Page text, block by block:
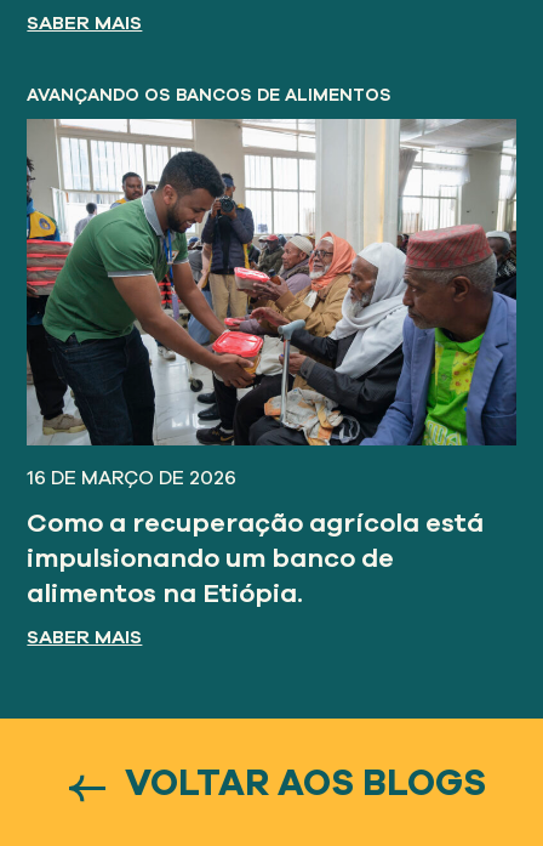
SABER MAIS
AVANÇANDO OS BANCOS DE ALIMENTOS
16 DE MARÇO DE 2026
Como a recuperação agrícola está
impulsionando um banco de
alimentos na Etiópia.
SABER MAIS
VOLTAR AOS BLOGS